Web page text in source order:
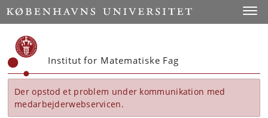
Start
Institut for Matematiske Fag
Der opstod et problem under kommunikation med
medarbejderwebservicen.